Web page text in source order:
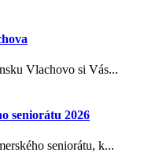
Vlachovo si Vás...
seniorátu 2026
seniorátu, k...